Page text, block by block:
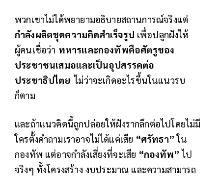
พวกเขาไม่ได้พยายามอธิบายสถานการณ์จริงแต่
กำลังผลิตชุดความคิดสำเร็จรูป เพื่อปลูกฝังให้
ผู้คนเชื่อว่า ทหารและกองทัพคือศัตรูของ
ประชาชนเสมอและเป็นอุปสรรคต่อ
ประชาธิปไตยไม่ว่าจะเกิดอะไรขึ้นในแนวรบ
ก็ตาม
และถ้าแนวคิดนี้ถูกปล่อยให้ฝังรากลึกต่อไปโดยไม่มี
ใครตั้งคำถามเราอาจไม่ได้แค่เสีย “ศรัทธา” ใน
กองทัพ แต่อาจกำลังเสี่ยงที่จะเสีย “กองทัพ” ไป
จริงๆ ทั้งโครงสร้าง งบประมาณ และความสามารถ